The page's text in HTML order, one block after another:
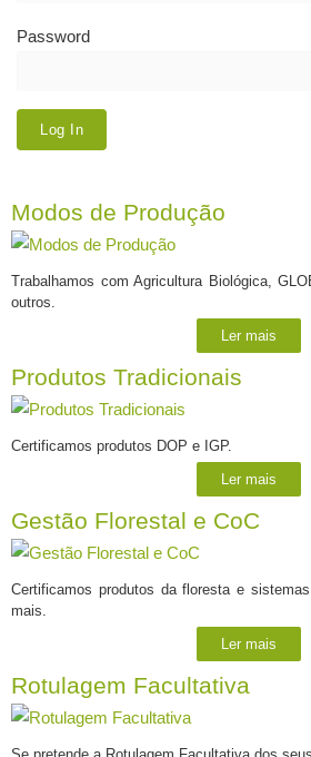
Password
Modos de Produção
Trabalhamos com Agricultura Biológica,
outros.
Ler mais
Produtos Tradicionais
Certificamos produtos DOP e IGP.
Ler mais
Gestão Florestal e CoC
Certificamos produtos da floresta e
mais.
Ler mais
Rotulagem Facultativa